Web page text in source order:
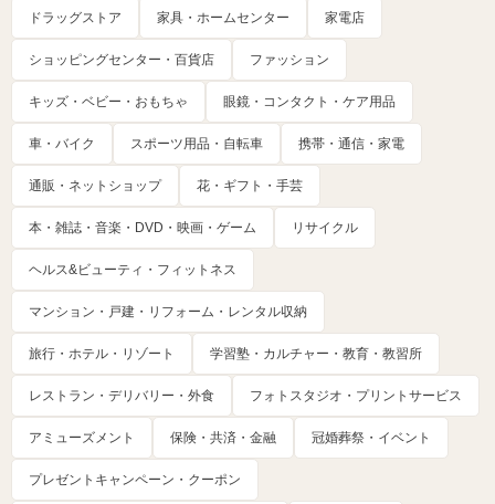
ドラッグストア 家具・ホームセンター 家電店
ショッピングセンター・百貨店 ファッション
キッズ・ベビー・おもちゃ 眼鏡・コンタクト・ケア用品
車・バイク スポーツ用品・自転車 携帯・通信・家電
通販・ネットショップ 花・ギフト・手芸
本・雑誌・音楽・DVD・映画・ゲーム リサイクル
ヘルス&ビューティ・フィットネス
マンション・戸建・リフォーム・レンタル収納
旅行・ホテル・リゾート 学習塾・カルチャー・教育・教習所
レストラン・デリバリー・外食 フォトスタジオ・プリントサービス
アミューズメント 保険・共済・金融 冠婚葬祭・イベント
プレゼントキャンペーン・クーポン